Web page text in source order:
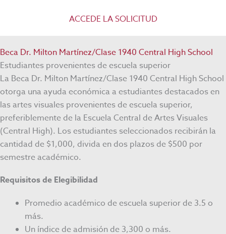
ACCEDE LA SOLICITUD
Beca Dr. Milton Martínez/Clase 1940 Central High School
Estudiantes provenientes de escuela superior
La Beca Dr. Milton Martínez/Clase 1940 Central High School
otorga una ayuda económica a estudiantes destacados en
las artes visuales provenientes de escuela superior,
preferiblemente de la Escuela Central de Artes Visuales
(Central High). Los estudiantes seleccionados recibirán la
cantidad de $1,000, divida en dos plazos de $500 por
semestre académico.
Requisitos de Elegibilidad
Promedio académico de escuela superior de 3.5 o
más.
Un índice de admisión de 3,300 o más.